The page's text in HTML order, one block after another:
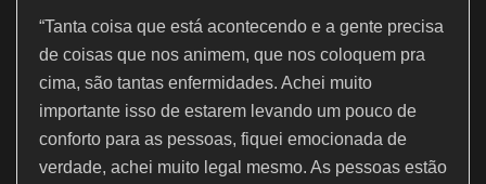
“Tanta coisa que está acontecendo e a gente precisa
de coisas que nos animem, que nos coloquem pra
cima, são tantas enfermidades. Achei muito
importante isso de estarem levando um pouco de
conforto para as pessoas, fiquei emocionada de
verdade, achei muito legal mesmo. As pessoas estão